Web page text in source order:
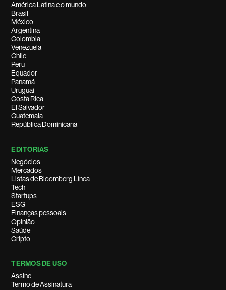
América Latina e o mundo
Brasil
México
Argentina
Colombia
Venezuela
Chile
Peru
Equador
Panamá
Uruguai
Costa Rica
El Salvador
Guatemala
República Dominicana
EDITORIAS
Negócios
Mercados
Listas de Bloomberg Línea
Tech
Startups
ESG
Finanças pessoais
Opinião
Saúde
Cripto
TERMOS DE USO
Assine
Termo de Assinatura